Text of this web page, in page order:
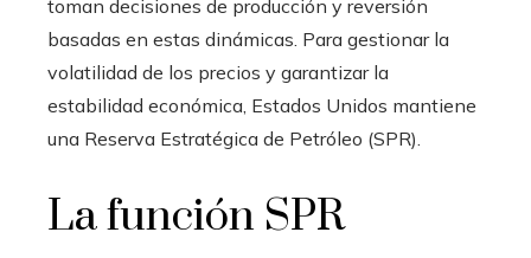
toman decisiones de producción y reversión
basadas en estas dinámicas. Para gestionar la
volatilidad de los precios y garantizar la
estabilidad económica, Estados Unidos mantiene
una Reserva Estratégica de Petróleo (SPR).
La función SPR